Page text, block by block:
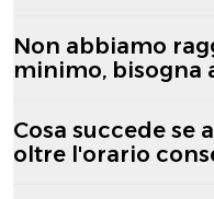
Non abbiamo
minimo, bisogna
Cosa succede se
oltre l'orario